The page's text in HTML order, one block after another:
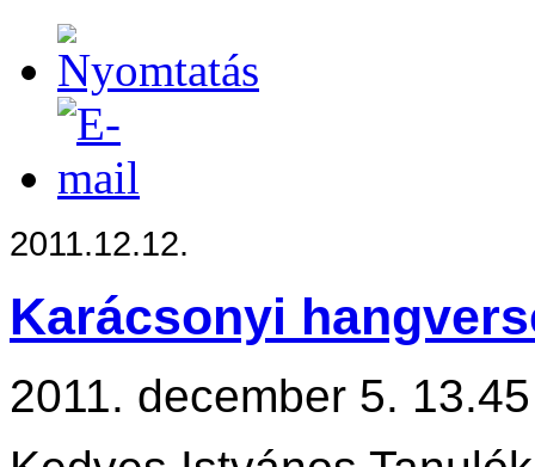
2011.12.12.
Karácsonyi
2011. december 5. 13.45